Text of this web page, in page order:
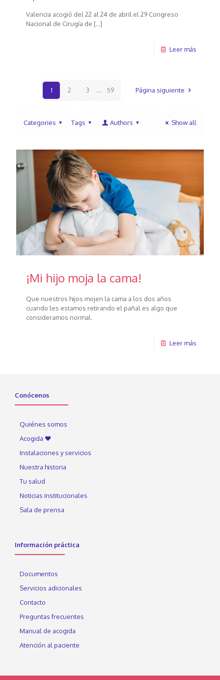
Valencia acogió del 22 al 24 de abril el 29 Congreso
Nacional de Cirugía de […]
Leer más
1 2 3 ... 59 Página siguiente
Categories Tags Authors Show all
¡Mi hijo moja la cama!
Que nuestros hijos mojen la cama a los dos años
cuando les estamos retirando el pañal es algo que
consideramos normal.
Leer más
Conócenos
Quiénes somos
Acogida ♥
Instalaciones y servicios
Nuestra historia
Tu salud
Noticias institucionales
Sala de prensa
Información práctica
Documentos
Servicios adicionales
Contacto
Preguntas frecuentes
Manual de acogida
Atención al paciente